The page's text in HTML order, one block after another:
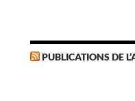
PUBLICATIONS DE